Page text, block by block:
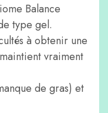
Balance
type gel.
à obtenir une
vraiment
de gras) et